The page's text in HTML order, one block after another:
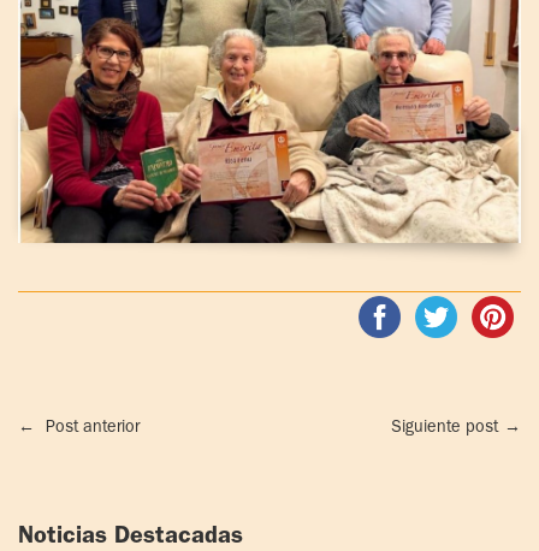
← Post anterior Siguiente post →
Noticias Destacadas